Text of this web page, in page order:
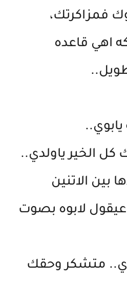
فمزاكرتك،
اهي قاعده
يابوي..
كل الخير ياولدي..
بين الاتنين
لابوه بصوت
متشكر وحقك